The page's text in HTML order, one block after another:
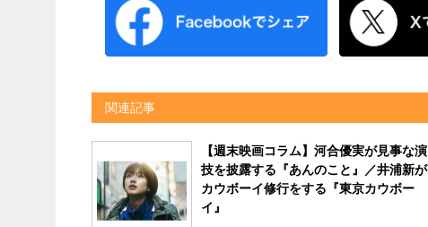
関連記事
【週末映画コラム】河合優実が見事な演
技を披露する『あんのこと』／井浦新が
カウボーイ修行をする『東京カウボー
イ』